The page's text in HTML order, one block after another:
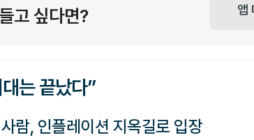
고 싶다면? 앱
는 끝났다”
람, 인플레이션 지옥길로 입장